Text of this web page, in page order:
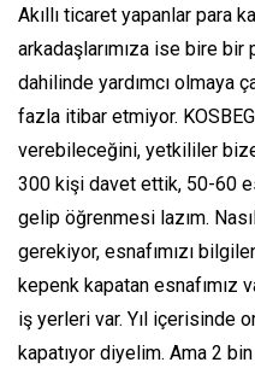
Akıllı ticaret yapanlar para
arkadaşlarımıza ise bire bir
dahilinde yardımcı olmaya
fazla itibar etmiyor.
verebileceğini, yetkililer
300 kişi davet ettik, 50-60
gelip öğrenmesi lazım.
gerekiyor, esnafımızı
kepenk kapatan esnafımız
iş yerleri var. Yıl içerisinde
kapatıyor diyelim. Ama 2